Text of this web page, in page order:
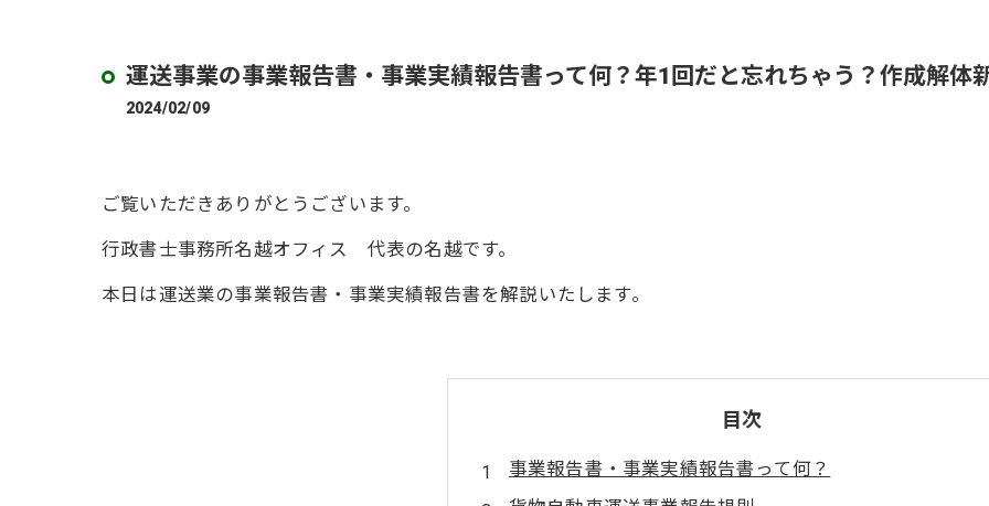
運送事業の事業報告書・事業実績報告書って何？年1回だと忘れちゃう？作成解体
2024/02/09
ご覧いただきありがとうございます。
行政書士事務所名越オフィス 代表の名越です。
本日は運送業の事業報告書・事業実績報告書を解説いたします。
目次
事業報告書・事業実績報告書って何？